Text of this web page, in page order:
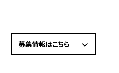
募集情報はこちら